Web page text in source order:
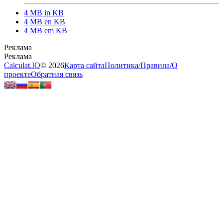
4 MB in KB
4 MB en KB
4 MB em KB
Calculat.IO© 2026Карта сайтаПолитика/Правила/О
проектеОбратная связь